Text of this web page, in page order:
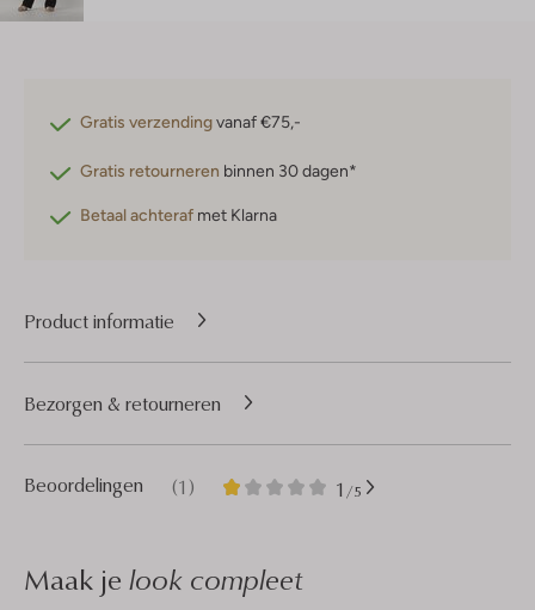
Gratis verzendingvanaf €75,-
Gratis retourneren binnen 30 dagen*
Betaal achteraf met Klarna
Product informatie
Beoordelingen (1) 1 /5
1
1
Bezorgen & retourneren
Maak je look compleet